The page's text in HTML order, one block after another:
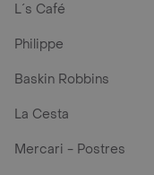
L´s Café
Philippe
Baskin Robbins
La Cesta
Mercari - Postres